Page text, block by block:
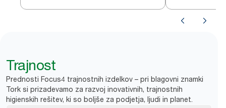
Trajnost
Prednosti Focus4 trajnostnih izdelkov – pri blagovni znamki
Tork si prizadevamo za razvoj inovativnih, trajnostnih
higienskih rešitev, ki so boljše za podjetja, ljudi in planet.